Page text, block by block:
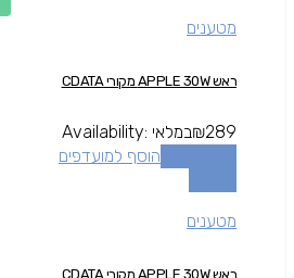
מטענים
ראש APPLE 30W מקורי CDATA
₪289
Availability: במלאי
הוסף למועדפים
מטענים
ראש APPLE 30W מקורי CDATA